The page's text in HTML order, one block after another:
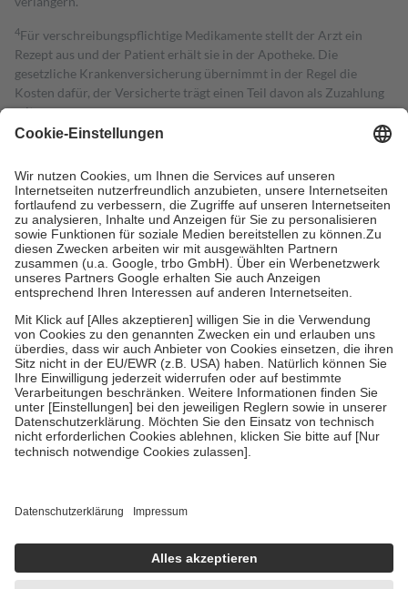
4Für verschreibungspflichtige Medikamente stellt der Arzt ein
Rezept aus und der Patient erhält sie in der Apotheke. Die
gesetzliche Krankenversicherung übernimmt in der Regel die
Kosten dafür, der Versicherte trägt einen Teil davon als Zuzahlung
mit.
Grundsätzlich leisten Mitglieder Zuzahlungen in Höhe von zehn
höchstens zehn Euro.
Es sind jedoch nie mehr als die tatsächlichen
Kosten der Leistung zu entrichten.
Diese Regeln gelten grundsätzlich auch für Online-Apotheken.
Bei Heilmitteln und häuslicher Krankenpflege beträgt die
Zuzahlung zehn Prozent der Kosten sowie zehn Euro je
Verordnung.
Um das Engagement der Versicherten für ihre eigene Gesundheit zu
stärken und die besondere Stellung der Familie zu unterstützen,
fallenkeine Zuzahlungenan bei:
• Kindern und Jugendlichen bis zum vollendeten 18. Lebensjahr
mit Ausnahme der Fahrkosten
• Untersuchungen zur Vorsorge und Früherkennung, die von der
GKV getragen werden
• empfohlenen Schutzimpfungen
• Harn- und Blutteststreifen
getroffen, um sicherzustellen, dass es sich um echte Bewertungen
https://help.etrusted.com/hc/de/articles/4419944605341
Einige Bilder und Inhalte wurden unter Zuhilfenahme künstlicher